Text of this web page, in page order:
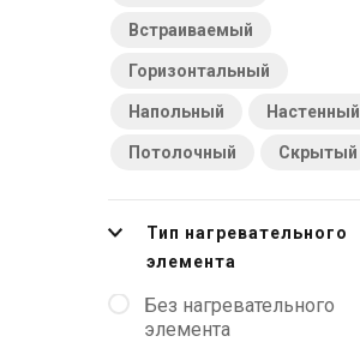
Встраиваемый
Горизонтальный
Напольный Настенный
Потолочный Скрытый
Тип нагревательного
элемента
Без нагревательного
элемента